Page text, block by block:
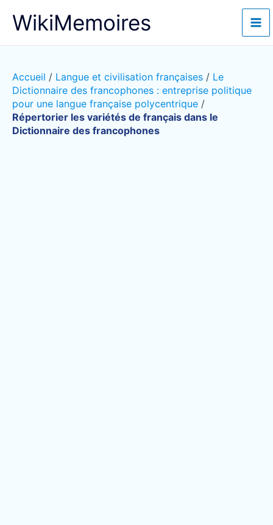
WikiMemoires
Accueil / Langue et civilisation françaises / Le
Dictionnaire des francophones : entreprise politique
pour une langue française polycentrique /
Répertorier les variétés de français dans le
Dictionnaire des francophones